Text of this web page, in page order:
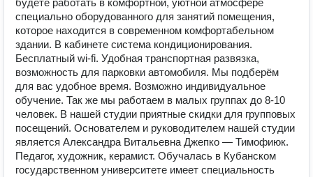
будете работать в комфортной, уютной атмосфере
специально оборудованного для занятий помещения,
которое находится в современном комфортабельном
здании. В кабинете система кондиционирования.
Бесплатный wi-fi. Удобная транспортная развязка,
возможность для парковки автомобиля. Мы подберём
для вас удобное время. Возможно индивидуальное
обучение. Так же мы работаем в малых группах до 8-10
человек. В нашей студии приятные скидки для групповых
посещений. Основателем и руководителем нашей студии
является Александра Витальевна Джепко — Тимофиюк.
Педагог, художник, керамист. Обучалась в Кубанском
государственном университете имеет специальность